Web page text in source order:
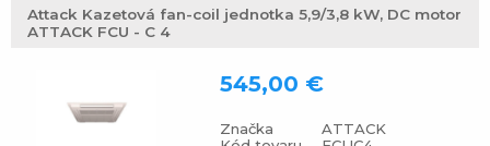
Attack Kazetová fan-coil jednotka 5,9/3,8 kW, DC motor
ATTACK FCU - C 4
Značka
ATTACK
545,00 €